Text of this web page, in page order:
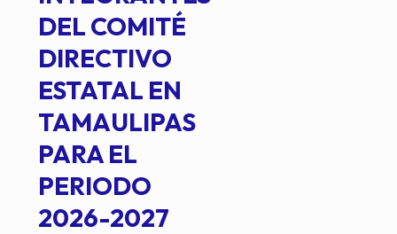
DEL COMITÉ
DIRECTIVO
ESTATAL EN
TAMAULIPAS
PARA EL
PERIODO
2026-2027